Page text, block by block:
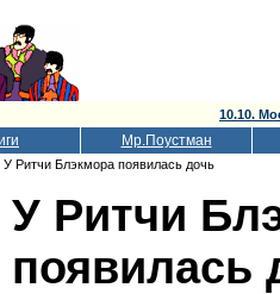
10.10.
Мр.Поустман
У Ритчи Блэкмора появилась дочь
У Ритчи
появилась